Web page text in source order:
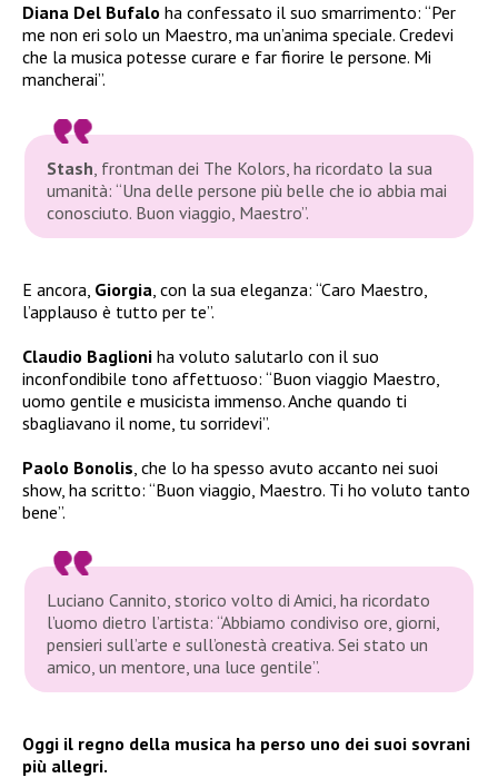
Diana Del Bufalo ha confessato il suo smarrimento: “Per
me non eri solo un Maestro, ma un’anima speciale. Credevi
che la musica potesse curare e far fiorire le persone. Mi
mancherai”.
Stash , frontman dei The Kolors, ha ricordato la sua
umanità: “Una delle persone più belle che io abbia mai
conosciuto. Buon viaggio, Maestro”.
E ancora, Giorgia , con la sua eleganza: “Caro Maestro,
l’applauso è tutto per te”.
Claudio Baglioni ha voluto salutarlo con il suo
inconfondibile tono affettuoso: “Buon viaggio Maestro,
uomo gentile e musicista immenso. Anche quando ti
sbagliavano il nome, tu sorridevi”.
Paolo Bonolis , che lo ha spesso avuto accanto nei suoi
show, ha scritto: “Buon viaggio, Maestro. Ti ho voluto tanto
bene”.
Luciano Cannito, storico volto di Amici, ha ricordato
l’uomo dietro l’artista: “Abbiamo condiviso ore, giorni,
pensieri sull’arte e sull’onestà creativa. Sei stato un
amico, un mentore, una luce gentile”.
Oggi il regno della musica ha perso uno dei suoi sovrani
più allegri.